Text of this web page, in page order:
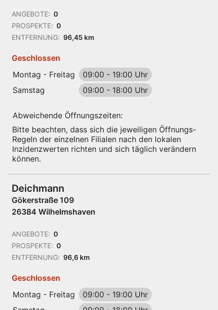
ANGEBOTE: 0
PROSPEKTE: 0
ENTFERNUNG: 96,45 km
Geschlossen
Montag - Freitag
09:00 - 19:00 Uhr
Samstag
09:00 - 18:00 Uhr
Abweichende Öffnungszeiten:
Bitte beachten, dass sich die jeweiligen Öffnungs-
Regeln der einzelnen Filialen nach den lokalen
Inzidenzwerten richten und sich täglich verändern
können.
Deichmann
Gökerstraße 109
26384 Wilhelmshaven
ANGEBOTE: 0
PROSPEKTE: 0
ENTFERNUNG: 96,6 km
Geschlossen
Montag - Freitag
09:00 - 19:00 Uhr